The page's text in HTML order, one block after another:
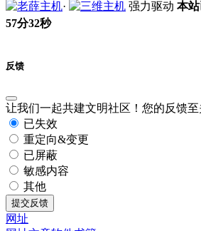
·
强力驱动 本
57分33秒
反馈
让我们一起共建文明社区！您的反馈至
已失效
重定向&变更
已屏蔽
敏感内容
其他
提交反馈
网址